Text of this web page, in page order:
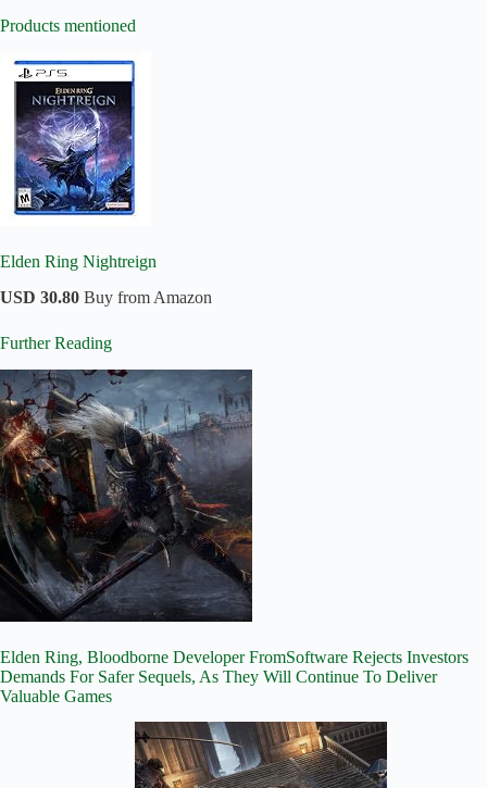
Products mentioned
Elden Ring Nightreign
USD 30.80 Buy from Amazon
Further Reading
Elden Ring, Bloodborne Developer FromSoftware Rejects Investors
Demands For Safer Sequels, As They Will Continue To Deliver
Valuable Games